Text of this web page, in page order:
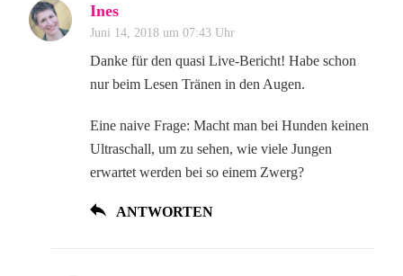
Ines
Juni 14, 2018 um 07:43 Uhr
Danke für den quasi Live-Bericht! Habe schon
nur beim Lesen Tränen in den Augen.
Eine naive Frage: Macht man bei Hunden keinen
Ultraschall, um zu sehen, wie viele Jungen
erwartet werden bei so einem Zwerg?
ANTWORTEN